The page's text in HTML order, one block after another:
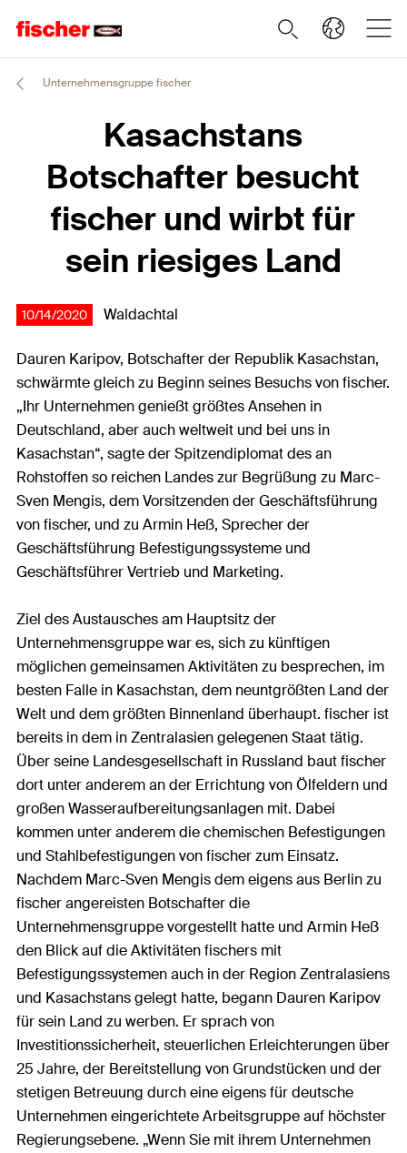
Unternehmensgruppe fischer
Kasachstans
Botschafter besucht
fischer und wirbt für
sein riesiges Land
10/14/2020 Waldachtal
Dauren Karipov, Botschafter der Republik Kasachstan,
schwärmte gleich zu Beginn seines Besuchs von fischer.
„Ihr Unternehmen genießt größtes Ansehen in
Deutschland, aber auch weltweit und bei uns in
Kasachstan“, sagte der Spitzendiplomat des an
Rohstoffen so reichen Landes zur Begrüßung zu Marc-
Sven Mengis, dem Vorsitzenden der Geschäftsführung
von fischer, und zu Armin Heß, Sprecher der
Geschäftsführung Befestigungssysteme und
Geschäftsführer Vertrieb und Marketing.
Ziel des Austausches am Hauptsitz der
Unternehmensgruppe war es, sich zu künftigen
möglichen gemeinsamen Aktivitäten zu besprechen, im
besten Falle in Kasachstan, dem neuntgrößten Land der
Welt und dem größten Binnenland überhaupt. fischer ist
bereits in dem in Zentralasien gelegenen Staat tätig.
Über seine Landesgesellschaft in Russland baut fischer
dort unter anderem an der Errichtung von Ölfeldern und
großen Wasseraufbereitungsanlagen mit. Dabei
kommen unter anderem die chemischen Befestigungen
und Stahlbefestigungen von fischer zum Einsatz.
Nachdem Marc-Sven Mengis dem eigens aus Berlin zu
fischer angereisten Botschafter die
Unternehmensgruppe vorgestellt hatte und Armin Heß
den Blick auf die Aktivitäten fischers mit
Befestigungssystemen auch in der Region Zentralasiens
und Kasachstans gelegt hatte, begann Dauren Karipov
für sein Land zu werben. Er sprach von
Investitionssicherheit, steuerlichen Erleichterungen über
25 Jahre, der Bereitstellung von Grundstücken und der
stetigen Betreuung durch eine eigens für deutsche
Unternehmen eingerichtete Arbeitsgruppe auf höchster
Regierungsebene. „Wenn Sie mit ihrem Unternehmen